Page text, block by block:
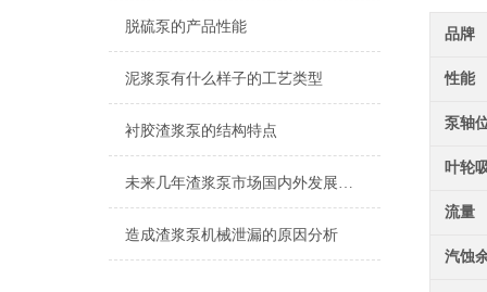
脱硫泵的产品性能
泥浆泵有什么样子的工艺类型
衬胶渣浆泵的结构特点
未来几年渣浆泵市场国内外发展前景
造成渣浆泵机械泄漏的原因分析
品牌
性能
泵轴
叶轮
流量
汽蚀